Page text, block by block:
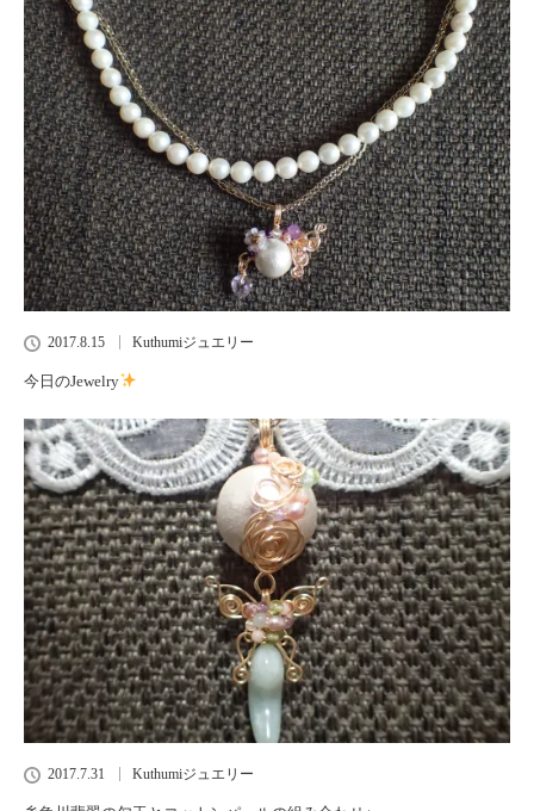
2017.8.15 Kuthumiジュエリー
今日のJewelry
2017.7.31 Kuthumiジュエリー